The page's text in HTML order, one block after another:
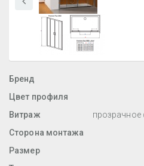
Бренд
Цвет профиля
Витраж
прозрачное
Сторона монтажа
Размер